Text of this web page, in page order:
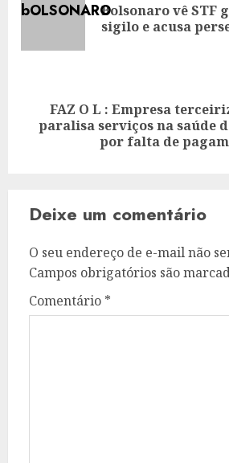
Bolsonaro vê STF
sigilo e acusa
Next
FAZ O L : Empresa
paralisa serviços na saúde
por falta de
Deixe um comentário
O seu endereço de e-mail não
Campos obrigatórios são
Comentário *